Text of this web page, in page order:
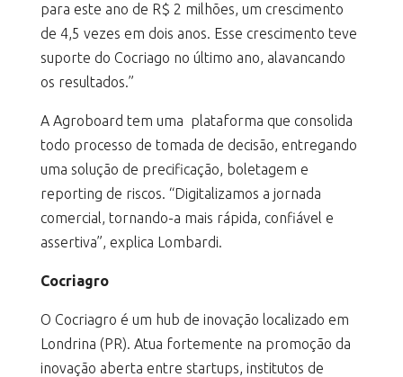
para este ano de R$ 2 milhões, um crescimento
de 4,5 vezes em dois anos. Esse crescimento teve
suporte do Cocriago no último ano, alavancando
os resultados.”
A Agroboard tem uma plataforma que consolida
todo processo de tomada de decisão, entregando
uma solução de precificação, boletagem e
reporting de riscos. “Digitalizamos a jornada
comercial, tornando-a mais rápida, confiável e
assertiva”, explica Lombardi.
Cocriagro
O Cocriagro é um hub de inovação localizado em
Londrina (PR). Atua fortemente na promoção da
inovação aberta entre startups, institutos de